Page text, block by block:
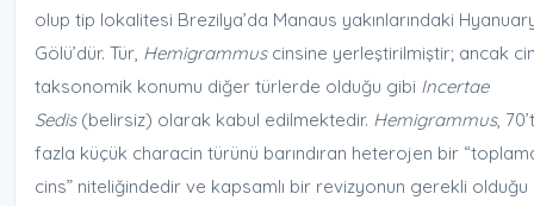
olup tip lokalitesi Brezilya’da Manaus yakınlarındaki
Gölü’dür. Tür, Hemigrammuscinsine yerleştirilmiştir; ancak
taksonomik konumu diğer türlerde olduğu gibi Incertae
Sedis(belirsiz) olarak kabul edilmektedir. Hemigrammus,
fazla küçük characin türünü barındıran heterojen bir
cins” niteliğindedir ve kapsamlı bir revizyonun gerekli olduğu